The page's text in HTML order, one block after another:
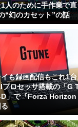
人のために手作業で
“幻のカセット”の話
も録画配信もこれ1
ロセッサ搭載の「G
」で『Forza Horizon